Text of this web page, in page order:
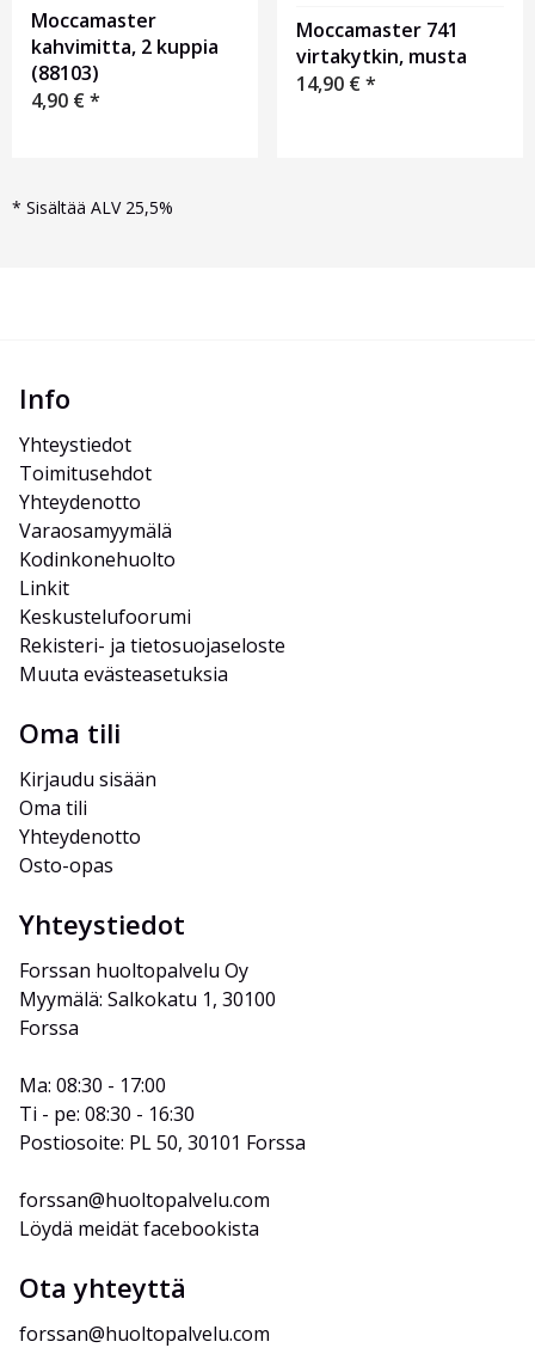
Moccamaster
kahvimitta, 2 kuppia
(88103)
4,90 €*
Moccamaster 741
virtakytkin, musta
14,90 €*
* Sisältää ALV 25,5%
Info
Yhteystiedot
Toimitusehdot
Yhteydenotto
Varaosamyymälä
Kodinkonehuolto
Linkit
Keskustelufoorumi
Rekisteri- ja tietosuojaseloste
Muuta evästeasetuksia
Oma tili
Kirjaudu sisään
Oma tili
Yhteydenotto
Osto-opas
Yhteystiedot
Forssan huoltopalvelu Oy
Myymälä: Salkokatu 1, 30100
Forssa
Ma: 08:30 - 17:00
Ti - pe: 08:30 - 16:30
Postiosoite: PL 50, 30101 Forssa
forssan@huoltopalvelu.com
Löydä meidät facebookista
Ota yhteyttä
forssan@huoltopalvelu.com